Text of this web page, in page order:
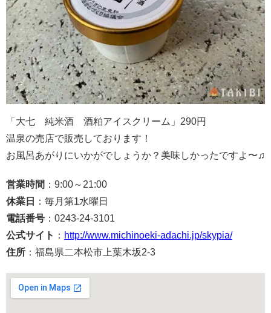
「大七 純米酒 酒粕アイスクリーム」290円
温泉の売店で販売しております！
お風呂あがりにいかがでしょうか？美味しかったですよ〜♫
営業時間 ：9:00～21:00
休業日
：毎月第1水曜日
電話番号 ：0243-24-3101
公式サイト ： http://www.michinoeki-adachi.jp/skypia/
住所 ：福島県二本松市上葉木坂2-3